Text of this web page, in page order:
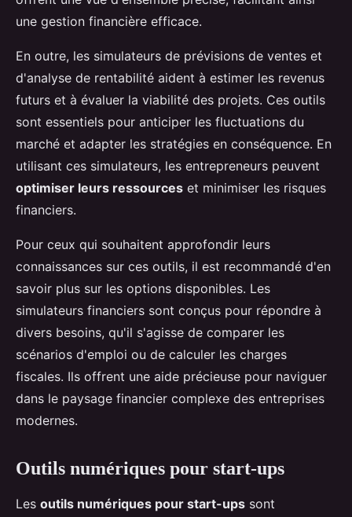
une gestion financière efficace.
En outre, les simulateurs de prévisions de ventes et
d'analyse de rentabilité aident à estimer les revenus
futurs et à évaluer la viabilité des projets. Ces outils
sont essentiels pour anticiper les fluctuations du
marché et adapter les stratégies en conséquence. En
utilisant ces simulateurs, les entrepreneurs peuvent
optimiser leurs ressources et minimiser les risques
financiers.
Pour ceux qui souhaitent approfondir leurs
connaissances sur ces outils, il est recommandé d'en
savoir plus sur les options disponibles. Les
simulateurs financiers sont conçus pour répondre à
divers besoins, qu'il s'agisse de comparer les
scénarios d'emploi ou de calculer les charges
fiscales. Ils offrent une aide précieuse pour naviguer
dans le paysage financier complexe des entreprises
modernes.
Outils numériques pour start-ups
Les outils numériques pour start-ups sont